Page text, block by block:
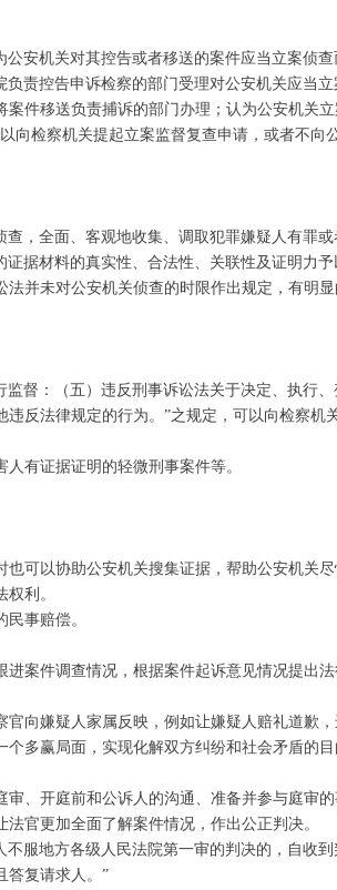
安机关对其控告或者移送的案件应当立案侦
责控告申诉检察的部门受理对公安机关应当
件移送负责捕诉的部门办理；认为公安机关
检察机关提起立案监督复查申请，或者不向
，全面、客观地收集、调取犯罪嫌疑人有罪或
据材料的真实性、合法性、关联性及证明力
并未对公安机关侦查的时限作出规定，有明
督：（五）违反刑事诉讼法关于决定、执行
反法律规定的行为。”之规定，可以向检察机
有证据证明的轻微刑事案件等。
可以协助公安机关搜集证据，帮助公安机关
利。
事赔偿。
案件调查情况，根据案件起诉意见情况提出
向嫌疑人家属反映，例如让嫌疑人赔礼道歉
多赢局面，实现化解双方纠纷和社会矛盾的目
、开庭前和公诉人的沟通、准备并参与庭审
官更加全面了解案件情况，作出公正判决。
服地方各级人民法院第一审的判决的，自收
答复请求人。”